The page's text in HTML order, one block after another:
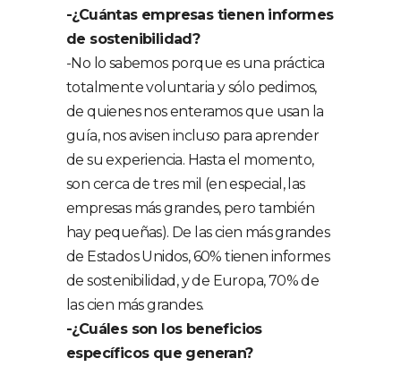
-¿Cuántas empresas tienen informes
de sostenibilidad?
-No lo sabemos porque es una práctica
totalmente voluntaria y sólo pedimos,
de quienes nos enteramos que usan la
guía, nos avisen incluso para aprender
de su experiencia. Hasta el momento,
son cerca de tres mil (en especial, las
empresas más grandes, pero también
hay pequeñas). De las cien más grandes
de Estados Unidos, 60% tienen informes
de sostenibilidad, y de Europa, 70% de
las cien más grandes.
-¿Cuáles son los beneficios
específicos que generan?